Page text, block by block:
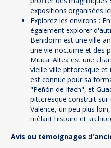
expositions organisées
Explorez les environs :
également explorer
Benidorm est une ville
une vie nocturne et des
Mitica. Altea est une
vieille ville pittoresque et
est connue pour sa
"Peñón de Ifach", et
pittoresque construit
Valence, un peu plus
mêlant histoire et
Avis ou témoignages